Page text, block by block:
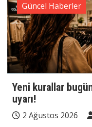
Güncel Haberler
Yeni kurallar
uyarı!
2 Ağustos 2026